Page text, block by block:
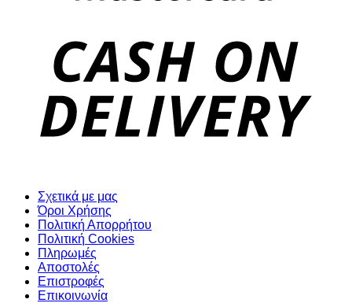
Σχετικά με μας
Όροι Χρήσης
Πολιτική Απορρήτου
Πολιτική Cookies
Πληρωμές
Αποστολές
Επιστροφές
Επικοινωνία